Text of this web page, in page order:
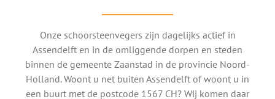
Onze schoorsteenvegers zijn dagelijks actief in
Assendelft en in de omliggende dorpen en steden
binnen de gemeente Zaanstad in de provincie Noord-
Holland. Woont u net buiten Assendelft of woont u in
een buurt met de postcode 1567 CH? Wij komen daar